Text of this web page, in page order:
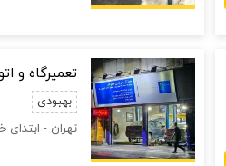
تعمیرگاه و
بهبودی
تهران - ابتدای